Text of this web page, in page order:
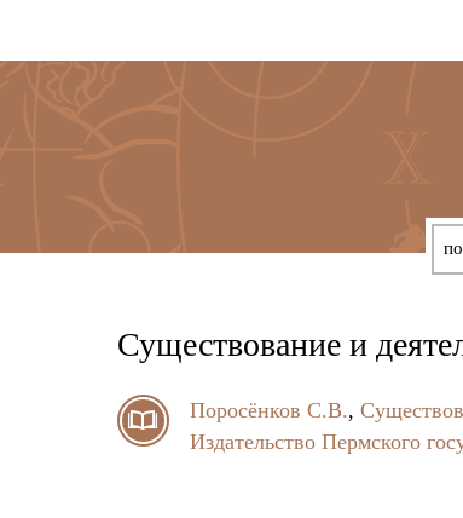
Существование и
Поросёнков С.В.,
Издательство Пермского